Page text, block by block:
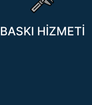
BASKI HİZMETİ